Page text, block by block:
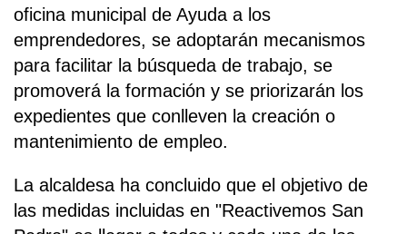
oficina municipal de Ayuda a los
emprendedores, se adoptarán mecanismos
para facilitar la búsqueda de trabajo, se
promoverá la formación y se priorizarán los
expedientes que conlleven la creación o
mantenimiento de empleo.
La alcaldesa ha concluido que el objetivo de
las medidas incluidas en "Reactivemos San